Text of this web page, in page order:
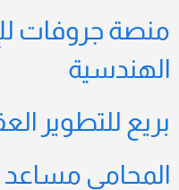
منصة جروفات
الهندسية
بريع للتطوير
المحامي